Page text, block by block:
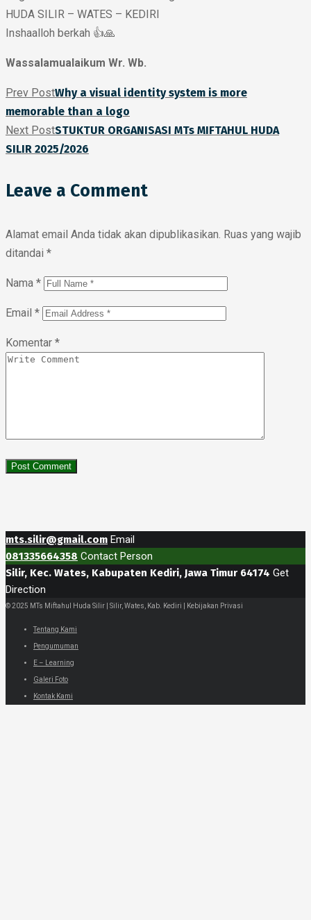
HUDA SILIR – WATES – KEDIRI
Inshaalloh berkah 👍🙏
Wassalamualaikum Wr. Wb.
Prev PostWhy a visual identity system is more
memorable than a logo
Next PostSTUKTUR ORGANISASI MTs MIFTAHUL HUDA
SILIR 2025/2026
Leave a Comment
Alamat email Anda tidak akan dipublikasikan. Ruas yang wajib
ditandai *
Nama *
Email *
Komentar *
mts.silir@gmail.com Email
081335664358 Contact Person
Silir, Kec. Wates, Kabupaten Kediri, Jawa Timur 64174 Get
Direction
© 2025 MTs Miftahul Huda Silir | Silir, Wates, Kab. Kediri | Kebijakan Privasi
Tentang Kami
Pengumuman
E – Learning
Galeri Foto
Kontak Kami